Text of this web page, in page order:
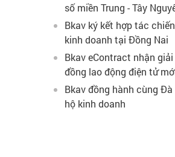
số miền Trung - Tây
Bkav ký kết hợp tác
kinh doanh tại Đồng Nai
Bkav eContract nhận
đồng lao động điện tử
Bkav đồng hành cùng
hộ kinh doanh